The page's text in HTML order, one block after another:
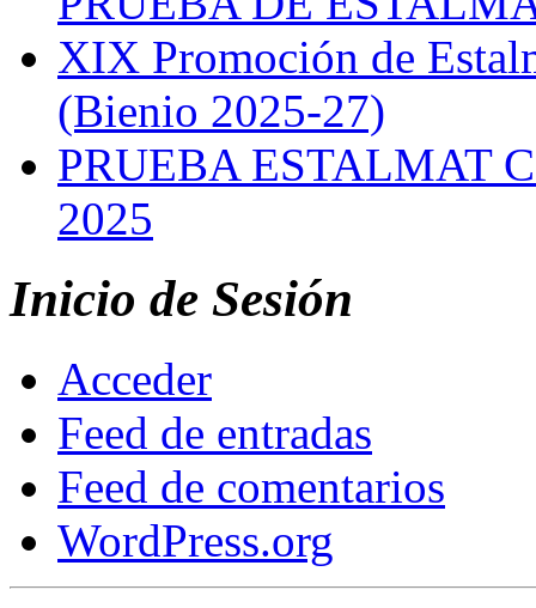
XIX Promoción de
(Bienio 2025-27)
PRUEBA ESTALMAT
2025
Inicio de Sesión
Acceder
Feed de entradas
Feed de comentarios
WordPress.org